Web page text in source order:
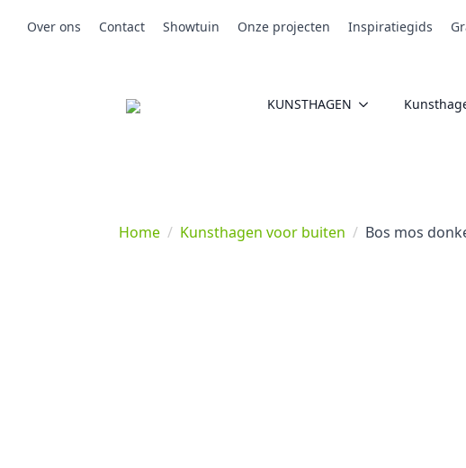
Over ons Contact Showtuin Onze projecten Inspiratiegids
KUNSTHAGEN
Home Kunsthagen voor buiten Bos mos